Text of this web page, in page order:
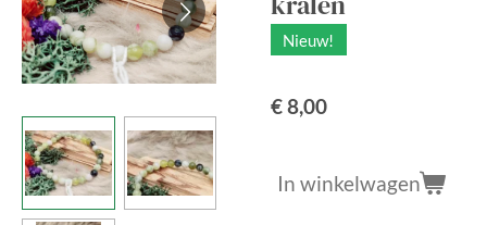
Nieuw!
€ 8,00
In winkelwagen